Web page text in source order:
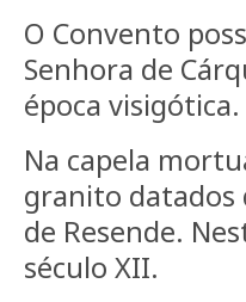
O Convento
Senhora de
época visigótica.
Na capela
granito datados
de Resende.
século XII.